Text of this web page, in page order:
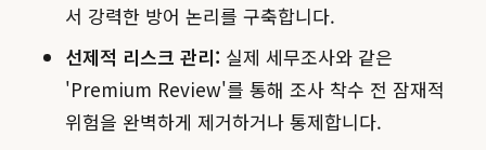
서 강력한 방어 논리를 구축합니다.
선제적 리스크 관리: 실제 세무조사와 같은
'Premium Review'를 통해 조사 착수 전 잠재적
위험을 완벽하게 제거하거나 통제합니다.